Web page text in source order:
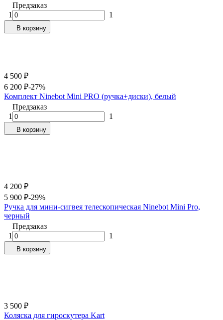
Предзаказ
1
1
В корзину
4 500 ₽
6 200 ₽-27%
Комплект Ninebot Mini PRO (ручка+диски), белый
Предзаказ
1
1
В корзину
4 200 ₽
5 900 ₽-29%
Ручка для мини-сигвея телескопическая Ninebot Mini Pro,
черный
Предзаказ
1
1
В корзину
3 500 ₽
Коляска для гироскутера Kart